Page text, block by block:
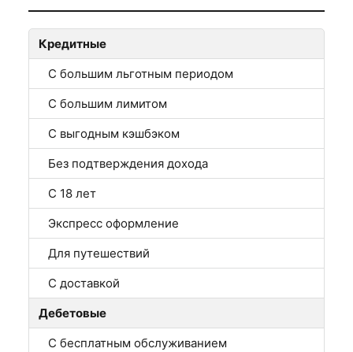
Кредитные
С большим льготным периодом
С большим лимитом
С выгодным кэшбэком
Без подтверждения дохода
С 18 лет
Экспресс оформление
Для путешествий
С доставкой
Дебетовые
С бесплатным обслуживанием